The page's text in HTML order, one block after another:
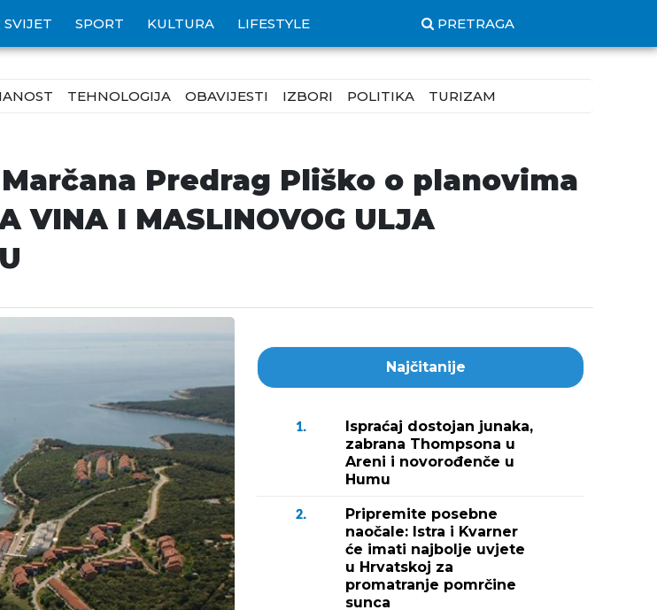
SVIJET SPORT KULTURA LIFESTYLE PRETRAGA
TEHNOLOGIJA OBAVIJESTI IZBORI POLITIKA TURIZAM
Predrag Pliško o planovima
VINA I MASLINOVOG ULJA
Najčitanije
1.
Ispraćaj dostojan junaka,
zabrana Thompsona u
Areni i novorođenče u
Humu
2.
Pripremite posebne
naočale: Istra i Kvarner
će imati najbolje uvjete
u Hrvatskoj za
promatranje pomrčine
sunca